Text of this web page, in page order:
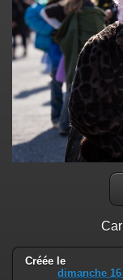
Créée le
dimanche